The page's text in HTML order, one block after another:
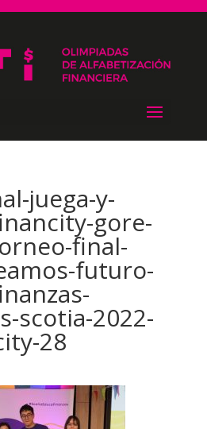
juega-y-
gore-
final-
futuro-
scotia-2022-
28